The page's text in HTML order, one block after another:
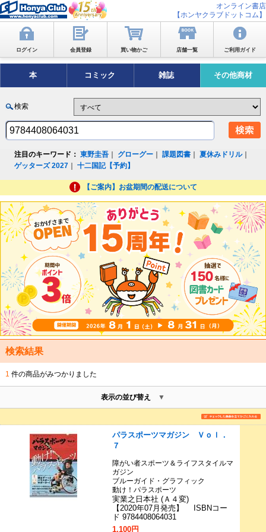
オンライン書店
【ホンヤクラブドットコム】
ログイン 会員登録 買い物かご 店舗一覧 ご利用ガイド
本 コミック 雑誌 その他商材
検索
注目のキーワード： 東野圭吾 グローグー ｜課題図書 ｜夏休みドリル｜
ゲッターズ 2027 ｜十二国記【予約】
【ご案内】お盆期間の配送について
検索結果
1 件の商品がみつかりました
表示の並び替え
パラスポーツマガジン Ｖｏｌ．
７
障がい者スポーツ＆ライフスタイルマ
ガジン
ブルーガイド・グラフィック
動け！パラスポーツ
実業之日本社 (Ａ４変)
【2020年07月発売】 ISBNコー
ド 9784408064031
1,100円